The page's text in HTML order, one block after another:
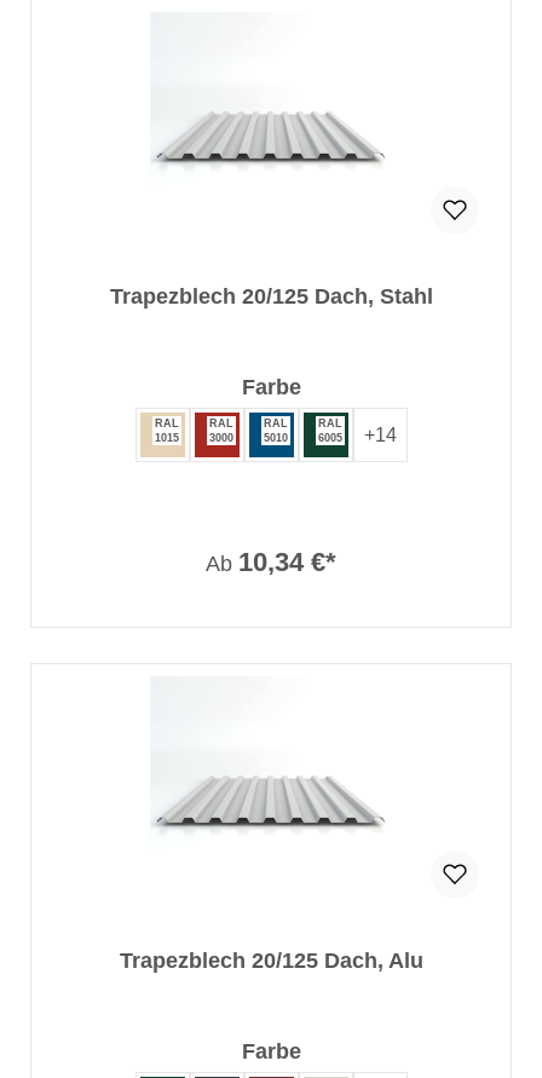
Trapezblech 20/125 Dach, Stahl
Farbeauswählen
RAL
1015
RAL
3000
RAL
5010
RAL
6005
+14
Ab 10,34 €*
Trapezblech 20/125 Dach, Alu
Farbeauswählen